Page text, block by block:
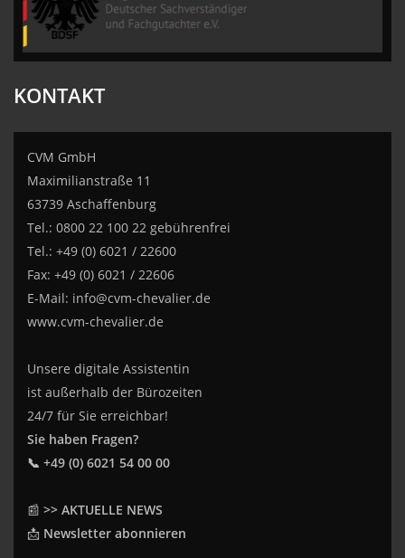
KONTAKT
CVM GmbH
Maximilianstraße 11
63739 Aschaffenburg
Tel.: 0800 22 100 22 gebührenfrei
Tel.: +49 (0) 6021 / 22600
Fax: +49 (0) 6021 / 22606
E-Mail: info@cvm-chevalier.de
www.cvm-chevalier.de
Unsere digitale Assistentin
ist außerhalb der Bürozeiten
24/7 für Sie erreichbar!
Sie haben Fragen?
📞 +49 (0) 6021 54 00 00
📰 >> AKTUELLE NEWS
📩 Newsletter abonnieren